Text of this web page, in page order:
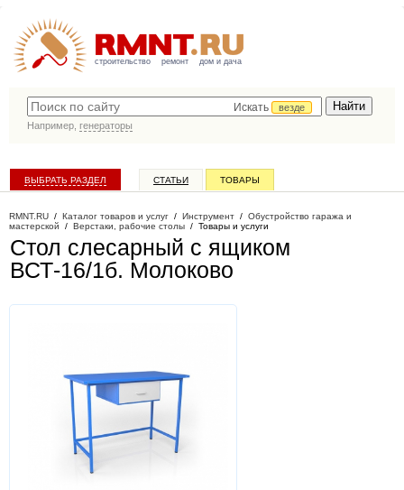
строительство ремонт дом и дача
Искать
везде
Например, генераторы
ВЫБРАТЬ РАЗДЕЛ СТАТЬИ ТОВАРЫ
RMNT.RU / Каталог товаров и услуг / Инструмент / Обустройство гаража и
мастерской / Верстаки, рабочие столы / Товары и услуги
Стол слесарный с ящиком
ВСТ-16/1б. Молоково